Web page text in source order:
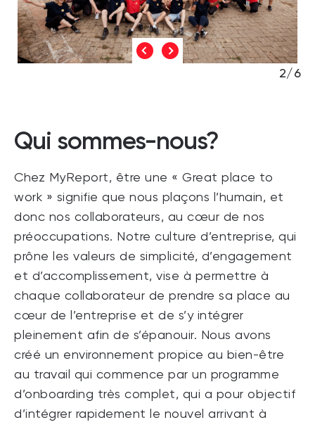
2/6
Qui sommes-nous?
Chez MyReport, être une « Great place to
work » signifie que nous plaçons l’humain, et
donc nos collaborateurs, au cœur de nos
préoccupations. Notre culture d’entreprise, qui
prône les valeurs de simplicité, d’engagement
et d’accomplissement, vise à permettre à
chaque collaborateur de prendre sa place au
cœur de l’entreprise et de s’y intégrer
pleinement afin de s’épanouir. Nous avons
créé un environnement propice au bien-être
au travail qui commence par un programme
d’onboarding très complet, qui a pour objectif
d’intégrer rapidement le nouvel arrivant à